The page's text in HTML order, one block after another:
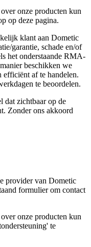
onze producten kun
op deze pagina.
klant aan Dometic
garantie, schade en/of
het onderstaande RMA-
beschikken we
efficiënt af te handelen.
te beoordelen.
dat zichtbaar op de
Zonder ons akkoord
provider van Dometic
formulier om contact
onze producten kun
te